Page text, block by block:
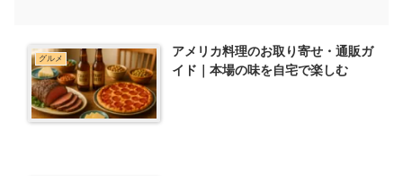
グルメ
アメリカ料理のお取り寄せ・通販ガ
イド｜本場の味を自宅で楽しむ